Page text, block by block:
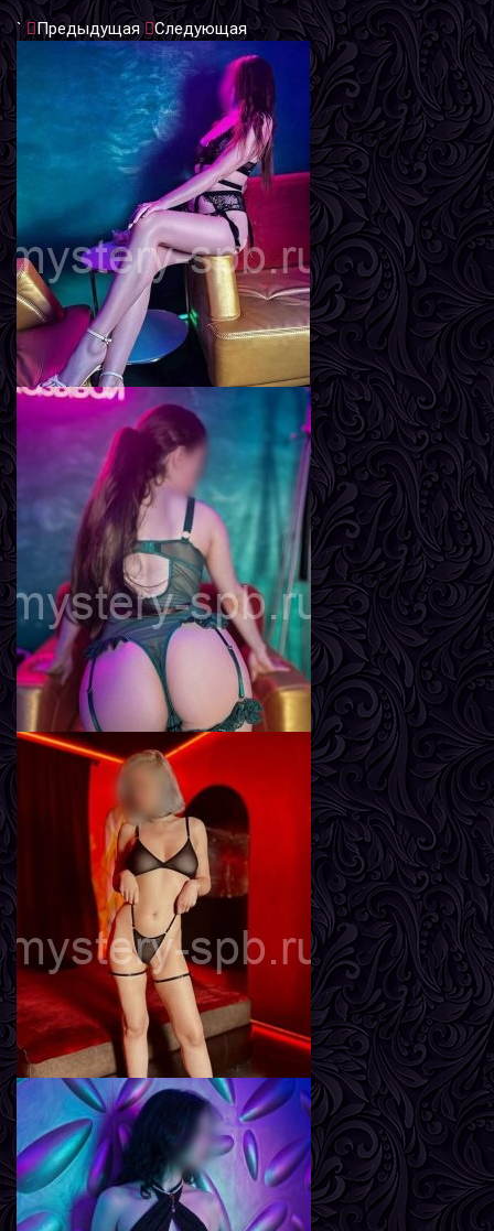
` Предыдущая Следующая
Возраст24
170 см
57 кг
Грудь
2-й
163 см
49 кг
3-й
Вика
Возраст 26